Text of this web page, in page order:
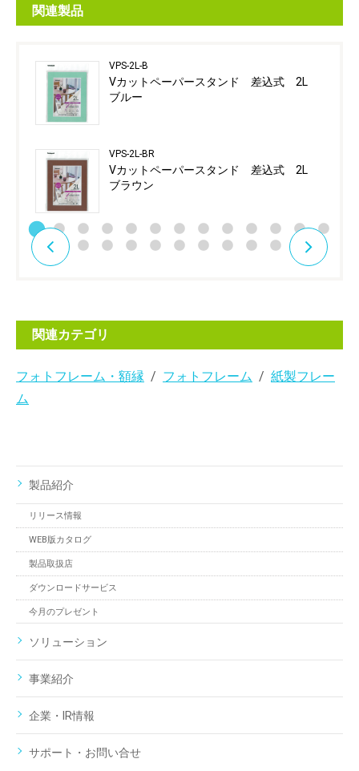
関連製品
VPS-2L-B
Vカットペーパースタンド 差込式 2L
ブルー
VPS-2L-BR
Vカットペーパースタンド 差込式 2L
ブラウン
関連カテゴリ
フォトフレーム・額縁 フォトフレーム
紙製フレー
ム
製品紹介
リリース情報
WEB版カタログ
製品取扱店
ダウンロードサービス
今月のプレゼント
ソリューション
事業紹介
企業・IR情報
サポート・お問い合せ